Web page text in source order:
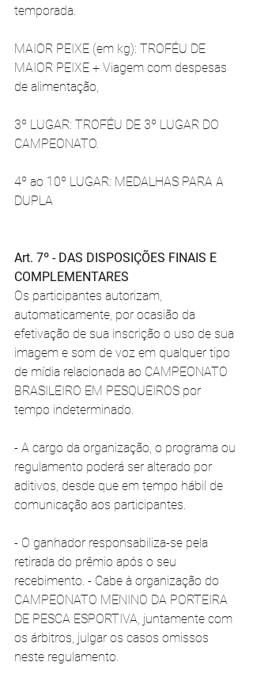
temporada.
MAIOR PEIXE (em kg): TROFÉU DE
MAIOR PEIXE + Viagem com despesas
de alimentação,
3º LUGAR: TROFÉU DE 3º LUGAR DO
CAMPEONATO.
4º ao 10º LUGAR: MEDALHAS PARA A
DUPLA
Art. 7º - DAS DISPOSIÇÕES FINAIS E
COMPLEMENTARES
Os participantes autorizam,
automaticamente, por ocasião da
efetivação de sua inscrição o uso de sua
imagem e som de voz em qualquer tipo
de mídia relacionada ao CAMPEONATO
BRASILEIRO EM PESQUEIROS por
tempo indeterminado.
- A cargo da organização, o programa ou
regulamento poderá ser alterado por
aditivos, desde que em tempo hábil de
comunicação aos participantes.
- O ganhador responsabiliza-se pela
retirada do prêmio após o seu
recebimento. - Cabe à organização do
CAMPEONATO MENINO DA PORTEIRA
DE PESCA ESPORTIVA, juntamente com
os árbitros, julgar os casos omissos
neste regulamento.